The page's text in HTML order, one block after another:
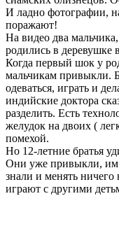
И ладно фотографии,
поражают!
На видео два
родились в
Когда первый шок у
мальчикам привыкли.
одеваться, играть и
индийские доктора
разделить. Есть
желудок на двоих (
помехой.
Но 12-летние братья
Они уже привыкли, им
знали и менять ничего
играют с другими